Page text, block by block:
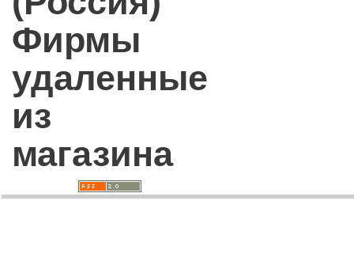
Фирмы
удаленные
из
магазина